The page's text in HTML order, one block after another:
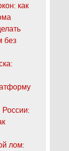
как
без
лом: